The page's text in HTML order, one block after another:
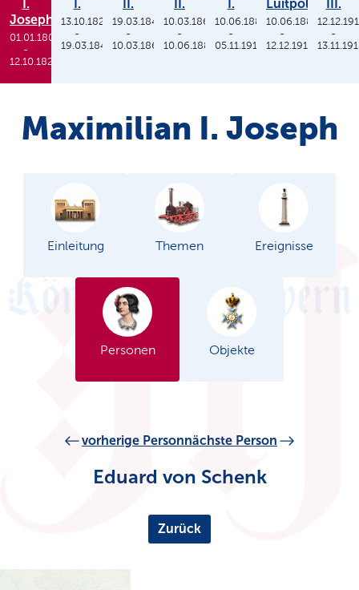
I.
Joseph
01.01.1806
-
12.10.1825
I.
13.10.1825
-
19.03.1848
II.
19.03.1848
-
10.03.1864
II.
10.03.1864
-
10.06.1886
I.
10.06.1886
-
05.11.1913
Luitpold
10.06.1886
-
12.12.1912
III.
-
Maximilian I. Joseph
Einleitung Themen Ereignisse
Personen Objekte
vorherige Personnächste Person
Eduard von Schenk
Zurück